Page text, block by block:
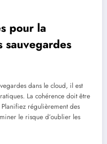
pour la
sauvegardes
dans le cloud, il est
La cohérence doit être
régulièrement des
le risque d’oublier les